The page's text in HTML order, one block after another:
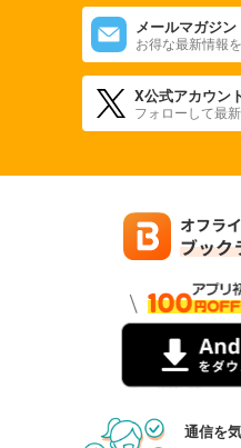
メールマガジン
お得な最新情報
X公式アカウン
フォローして最
通信を